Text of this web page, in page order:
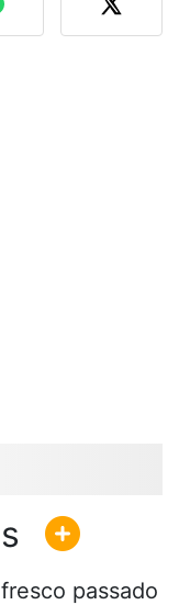
fresco passado